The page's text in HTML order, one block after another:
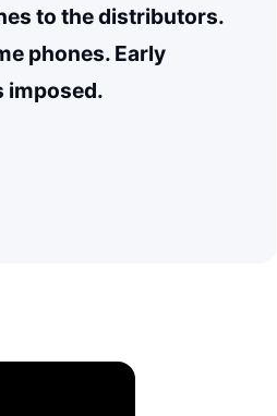
to the distributors.
phones. Early
imposed.